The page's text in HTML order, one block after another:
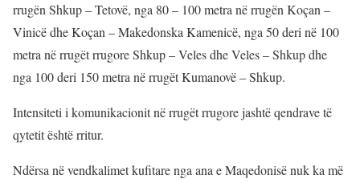
rrugën Shkup – Tetovë, nga 80 – 100 metra në rrugën Koçan –
Vinicë dhe Koçan – Makedonska Kamenicë, nga 50 deri në 100
metra në rrugët rrugore Shkup – Veles dhe Veles – Shkup dhe
nga 100 deri 150 metra në rrugët Kumanovë – Shkup.
Intensiteti i komunikacionit në rrugët rrugore jashtë qendrave të
qytetit është rritur.
Ndërsa në vendkalimet kufitare nga ana e Maqedonisë nuk ka më